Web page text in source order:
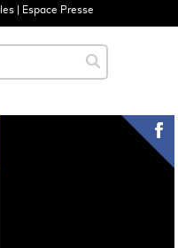
| Espace Presse